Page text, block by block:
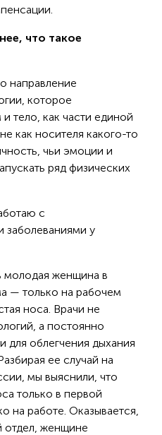
что такое
направление
которое
тело, как части единой
как носителя какого-то
чьи эмоции и
ряд физических
с
заболеваниями у
молодая женщина в
— только на рабочем
носа. Врачи не
а постоянно
для облегчения дыхания
ее случай на
мы выяснили, что
только в первой
на работе. Оказывается,
отдел, женщине